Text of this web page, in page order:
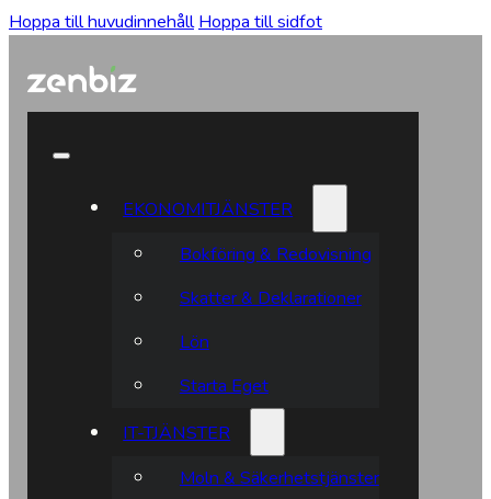
Hoppa till huvudinnehåll Hoppa till sidfot
EKONOMITJÄNSTER
Bokföring & Redovisning
Skatter & Deklarationer
Lön
Starta Eget
IT-TJÄNSTER
Moln & Säkerhetstjänster